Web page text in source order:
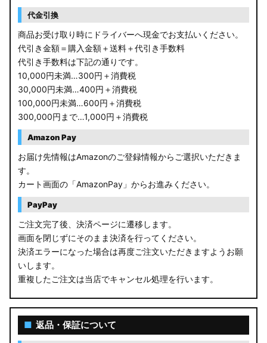
代金引換
商品お受け取り時にドライバーへ現金でお支払いください。
代引き金額＝購入金額＋送料＋代引き手数料
代引き手数料は下記の通りです。
10,000円未満…300円＋消費税
30,000円未満…400円＋消費税
100,000円未満…600円＋消費税
300,000円まで…1,000円＋消費税
Amazon Pay
お届け先情報はAmazonのご登録情報からご選択いただきま
す。
カート画面の「AmazonPay」からお進みください。
PayPay
ご注文完了後、決済ページに遷移します。
画面を閉じずにそのまま決済を行ってください。
決済エラーになった場合は再度ご注文いただきますようお願
いします。
重複したご注文は当店でキャンセル処理を行います。
■ 返品・保証について